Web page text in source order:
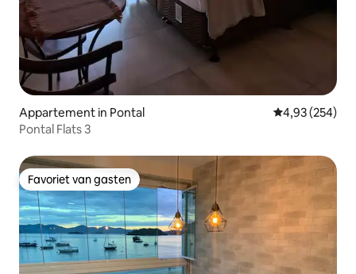
Appartement in Pontal Gemiddelde
4,93 (254)
Pontal Flats 3
Favoriet van gasten
Favoriet van gasten